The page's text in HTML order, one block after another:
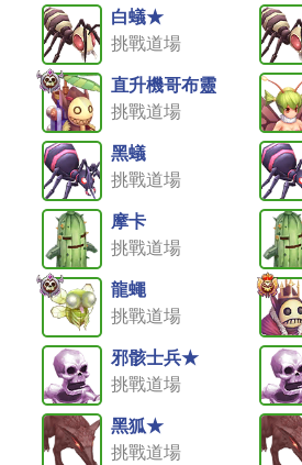
白蟻★
挑戰道場
直升機哥布靈
挑戰道場
黑蟻
挑戰道場
摩卡
挑戰道場
龍蠅
挑戰道場
邪骸士兵★
挑戰道場
黑狐★
挑戰道場